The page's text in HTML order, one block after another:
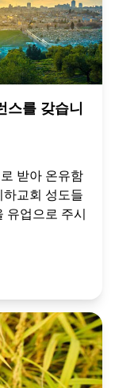
스를 갖습니
받아 온유함
교회 성도들
유업으로 주시